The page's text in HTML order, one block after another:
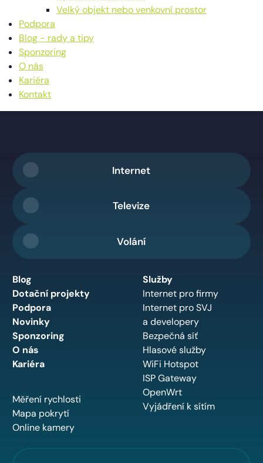
Velký objekt nebo venkovní prostor
Podpora
Blog - rady a tipy
Sponzoring
O nás
Kariéra
Kontakt
Internet
Televize
Volání
Blog
Dotační projekty
Podpora
Novinky
Sponzoring
O nás
Kariéra
Měření rychlosti
Mapa pokrytí
Online kamery
Služby
Internet pro firmy
Internet pro SVJ
a developery
Bezpečná síť
Hlasové služby
WiFi Hotspot
ISP Gateway
OpenWrt
Vyjádření k sítím